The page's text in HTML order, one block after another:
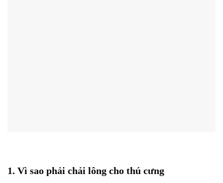
năng tự liếm lông. Để làm sạch cơ thể. Nhưng chỉ